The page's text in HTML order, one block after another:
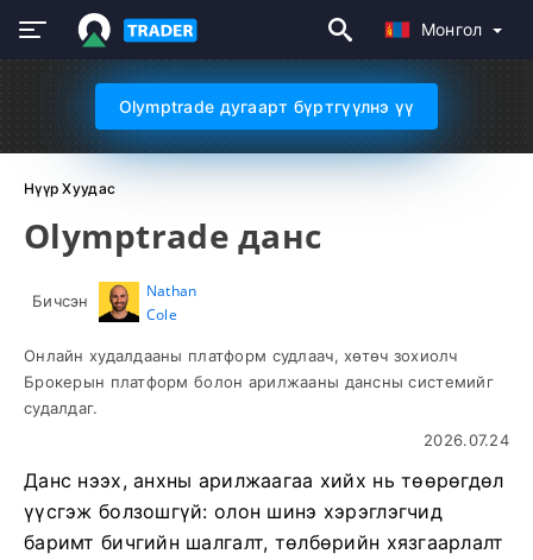
Монгол
Olymptrade дугаарт бүртгүүлнэ үү
Нүүр Хуудас
Olymptrade данс
Бичсэн
Nathan
Cole
Онлайн худалдааны платформ судлаач, хөтөч зохиолч
Брокерын платформ болон арилжааны дансны системийг
судалдаг.
2026.07.24
Данс нээх, анхны арилжаагаа хийх нь төөрөгдөл
үүсгэж болзошгүй: олон шинэ хэрэглэгчид
баримт бичгийн шалгалт, төлбөрийн хязгаарлалт